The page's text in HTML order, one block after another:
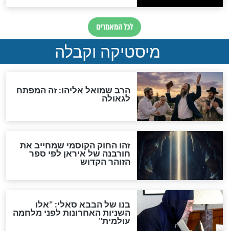
האם אפשר לחשב את הקץ?
מה יהיה בימות המשיח?
"לפני הגאולה תהיה אפיקורסות
והכחשה גדולה מאוד של
האמונה"